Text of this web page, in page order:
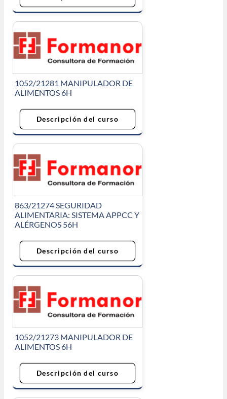
1052/21281 MANIPULADOR DE
ALIMENTOS 6H
Descripción del curso
863/21274 SEGURIDAD
ALIMENTARIA: SISTEMA APPCC Y
ALÉRGENOS 56H
Descripción del curso
1052/21273 MANIPULADOR DE
ALIMENTOS 6H
Descripción del curso